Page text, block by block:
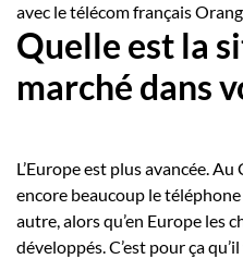
avec le télécom français
Quelle est la
marché dans
L’Europe est plus avancée.
encore beaucoup le
autre, alors qu’en Europe les
développés. C’est pour ça